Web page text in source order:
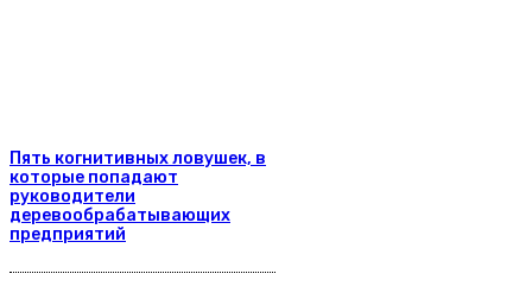
Пять когнитивных ловушек, в
которые попадают
руководители
деревообрабатывающих
предприятий